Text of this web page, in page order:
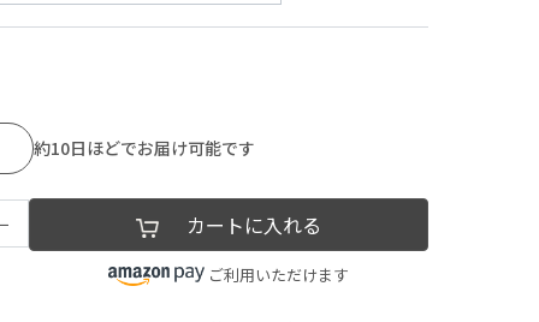
約10日ほどでお届け可能です
− カートに入れる
ご利用いただけます